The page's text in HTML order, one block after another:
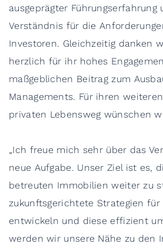
ausgeprägter
Verständnis für die
Investoren. Gleichzeitig danken
herzlich für ihr hohes
maßgeblichen Beitrag zum
Managements. Für ihren
privaten Lebensweg wünschen
„Ich freue mich sehr über das
neue Aufgabe. Unser Ziel ist es,
betreuten Immobilien weiter zu
zukunftsgerichtete Strategien für
entwickeln und diese effizient
werden wir unsere Nähe zu den